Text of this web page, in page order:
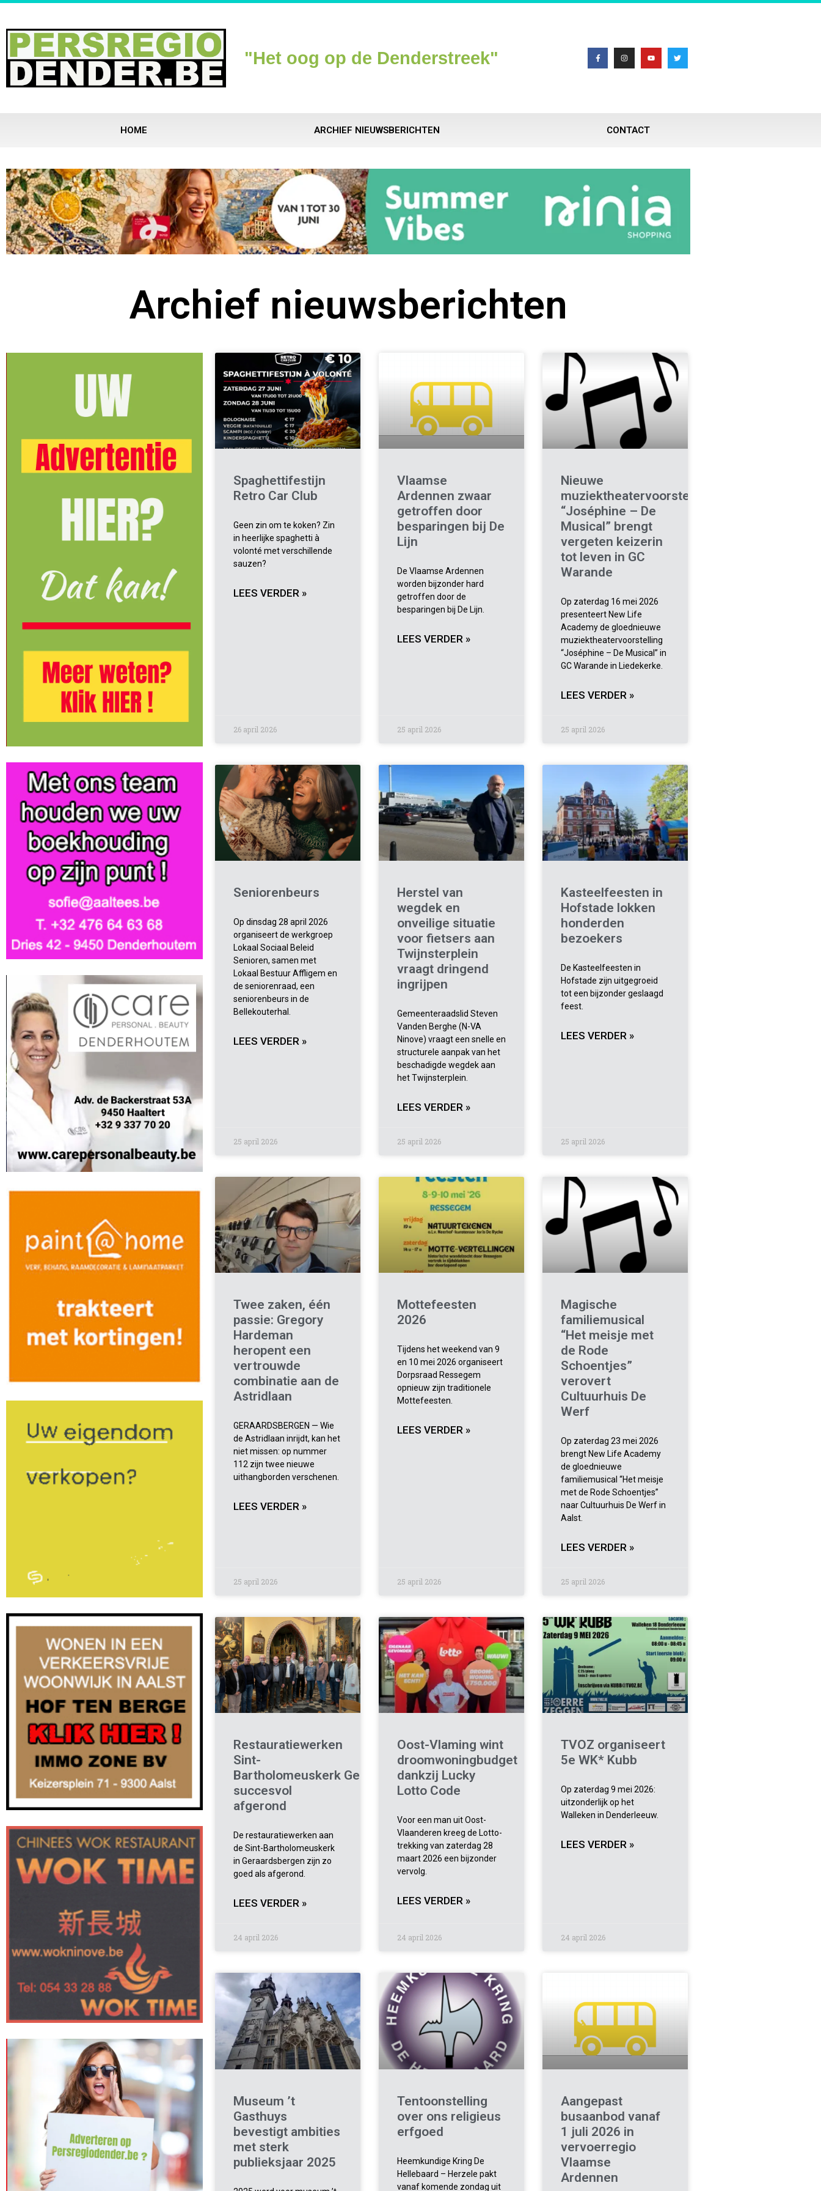
"Het oog op de Denderstreek"
HOME ARCHIEF NIEUWSBERICHTEN CONTACT
Archief nieuwsberichten
Spaghettifestijn
Retro Car Club
Geen zin om te koken? Zin
in heerlijke spaghetti à
volonté met verschillende
sauzen?
LEES VERDER »
26 april 2026
Vlaamse
Ardennen zwaar
getroffen door
besparingen bij De
Lijn
De Vlaamse Ardennen
worden bijzonder hard
getroffen door de
besparingen bij De Lijn.
LEES VERDER »
25 april 2026
Nieuwe
muziektheatervoorstelling
“Joséphine – De
Musical” brengt
vergeten keizerin
tot leven in GC
Warande
Op zaterdag 16 mei 2026
presenteert New Life
Academy de gloednieuwe
muziektheatervoorstelling
“Joséphine – De Musical” in
GC Warande in Liedekerke.
LEES VERDER »
25 april 2026
Seniorenbeurs
Op dinsdag 28 april 2026
organiseert de werkgroep
Lokaal Sociaal Beleid
Senioren, samen met
Lokaal Bestuur Affligem en
de seniorenraad, een
seniorenbeurs in de
Bellekouterhal.
LEES VERDER »
25 april 2026
Herstel van
wegdek en
onveilige situatie
voor fietsers aan
Twijnsterplein
vraagt dringend
ingrijpen
Gemeenteraadslid Steven
Vanden Berghe (N-VA
Ninove) vraagt een snelle en
structurele aanpak van het
beschadigde wegdek aan
het Twijnsterplein.
LEES VERDER »
25 april 2026
Kasteelfeesten in
Hofstade lokken
honderden
bezoekers
De Kasteelfeesten in
Hofstade zijn uitgegroeid
tot een bijzonder geslaagd
feest.
LEES VERDER »
25 april 2026
Twee zaken, één
passie: Gregory
Hardeman
heropent een
vertrouwde
combinatie aan de
Astridlaan
GERAARDSBERGEN — Wie
de Astridlaan inrijdt, kan het
niet missen: op nummer
112 zijn twee nieuwe
uithangborden verschenen.
LEES VERDER »
25 april 2026
Mottefeesten
2026
Tijdens het weekend van 9
en 10 mei 2026 organiseert
Dorpsraad Ressegem
opnieuw zijn traditionele
Mottefeesten.
LEES VERDER »
25 april 2026
Magische
familiemusical
“Het meisje met
de Rode
Schoentjes”
verovert
Cultuurhuis De
Werf
Op zaterdag 23 mei 2026
brengt New Life Academy
de gloednieuwe
familiemusical “Het meisje
met de Rode Schoentjes”
naar Cultuurhuis De Werf in
Aalst.
LEES VERDER »
25 april 2026
Restauratiewerken
Sint-
Bartholomeuskerk Geraardsbergen
succesvol
afgerond
De restauratiewerken aan
de Sint-Bartholomeuskerk
in Geraardsbergen zijn zo
goed als afgerond.
LEES VERDER »
24 april 2026
Oost-Vlaming wint
droomwoningbudget
dankzij Lucky
Lotto Code
Voor een man uit Oost-
Vlaanderen kreeg de Lotto-
trekking van zaterdag 28
maart 2026 een bijzonder
vervolg.
LEES VERDER »
24 april 2026
TVOZ organiseert
5e WK* Kubb
Op zaterdag 9 mei 2026:
uitzonderlijk op het
Walleken in Denderleeuw.
LEES VERDER »
24 april 2026
Museum ’t
Gasthuys
bevestigt ambities
met sterk
publieksjaar 2025
Tentoonstelling
over ons religieus
erfgoed
Heemkundige Kring De
Hellebaard – Herzele pakt
vanaf komende zondag uit
Aangepast
busaanbod vanaf
1 juli 2026 in
vervoerregio
Vlaamse
Ardennen